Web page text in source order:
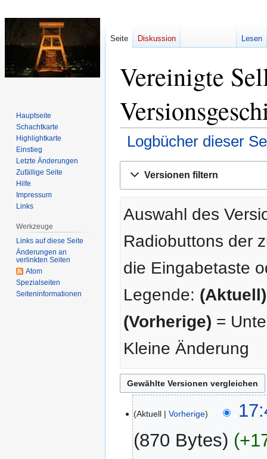
Vereinigte
Logbücher dieser
Navigation
Suche
Versionen filtern
Auswahl des
Radiobuttons der
die Eingabetaste
Legende: (Aktuell)
(Vorherige) =
Kleine Änderung
Juni
2013
Aktuell Vorherige
870 Bytes
Seite Diskussion Lesen
Hauptseite
Schachtkarte
Highlightkarte
Einstieg
Letzte Änderungen
Zufällige Seite
Hilfe
Impressum
Links
Werkzeuge
Links auf diese Seite
Änderungen an
verlinkten Seiten
Atom
Spezialseiten
Seiten­­informationen